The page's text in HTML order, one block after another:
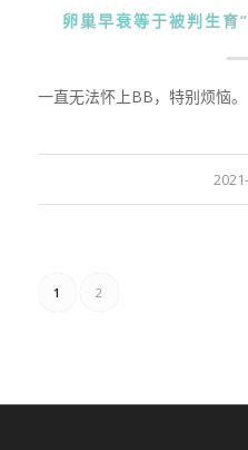
卵巢早衰等于被判生育
一直无法怀上BB，特别烦恼。
1 2